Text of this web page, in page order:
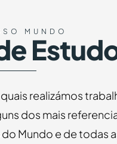
MUNDO
realizámos
dos mais
Mundo e de todas